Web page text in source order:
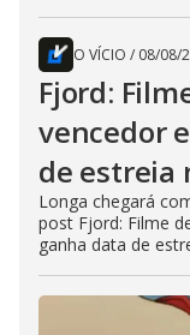
O VÍCIO / 08/08/
Fjord:
vencedor
de estreia
Longa chegará
post Fjord: Filme
ganha data de